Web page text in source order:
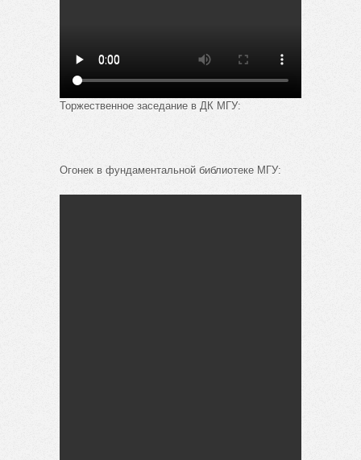
Торжественное заседание в ДК МГУ:
Огонек в фундаментальной библиотеке МГУ: